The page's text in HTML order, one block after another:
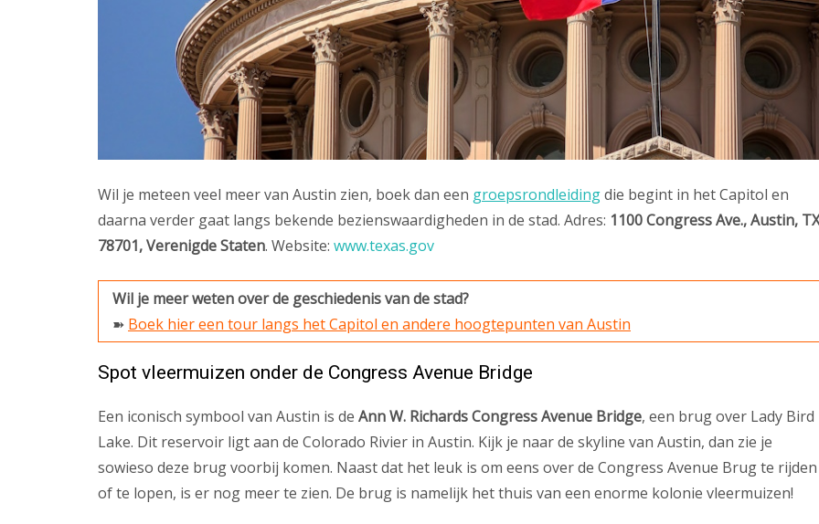
Wil je meteen veel meer van Austin zien, boek dan een groepsrondleidingdie begint in het Capitol en
daarna verder gaat langs bekende bezienswaardigheden in de stad. Adres: 1100 Congress Ave., Austin, TX
78701, Verenigde Staten. Website: www.texas.gov
Wil je meer weten over de geschiedenis van de stad?
➽ Boek hier een tour langs het Capitol en andere hoogtepunten van Austin
Spot vleermuizen onder de Congress Avenue Bridge
Een iconisch symbool van Austin is de Ann W. Richards Congress Avenue Bridge, een brug over Lady Bird
Lake. Dit reservoir ligt aan de Colorado Rivier in Austin. Kijk je naar de skyline van Austin, dan zie je
sowieso deze brug voorbij komen. Naast dat het leuk is om eens over de Congress Avenue Brug te rijden
of te lopen, is er nog meer te zien. De brug is namelijk het thuis van een enorme kolonie vleermuizen!